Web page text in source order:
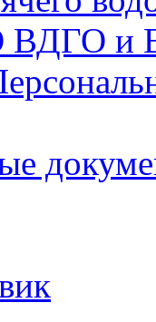
ВДГО и